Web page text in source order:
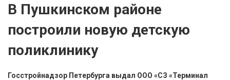
В Пушкинском районе
построили новую детскую
поликлинику
Госстройнадзор Петербурга выдал ООО «СЗ «Терминал